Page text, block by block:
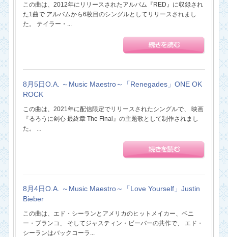
この曲は、2012年にリリースされたアルバム『RED』に収録され
た1曲で アルバムから6枚目のシングルとしてリリースされまし
た。 テイラー・...
8月5日O.A. ～Music Maestro～「Renegades」ONE OK
ROCK
この曲は、2021年に配信限定でリリースされたシングルで、 映画
『るろうに剣心 最終章 The Final』の主題歌として制作されまし
た。 ...
8月4日O.A. ～Music Maestro～「Love Yourself」Justin
Bieber
この曲は、エド・シーランとアメリカのヒットメイカー、ベニ
ー・ブランコ、 そしてジャスティン・ビーバーの共作で、 エド・
シーランはバックコーラ...